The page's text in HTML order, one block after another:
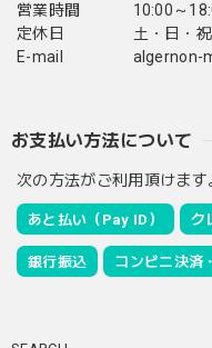
営業時間
10:00～
定休日
土・日・
E-mail
algernon-
お支払い方法について
次の方法がご利用頂けます
あと払い（Pay ID） ク
銀行振込 コンビニ決